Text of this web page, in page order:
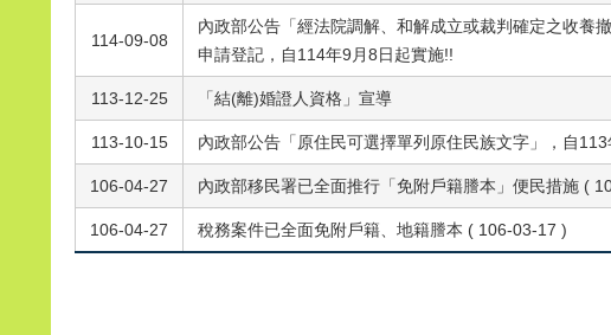
114-09-08
內政部公告「經法院調解、和解成立或裁判確定之收養
申請登記，自114年9月8日起實施!!
113-12-25 「結(離)婚證人資格」宣導
113-10-15 內政部公告「原住民可選擇單列原住民族文字」，自
106-04-27 內政部移民署已全面推行「免附戶籍謄本」便民措施 (
106-04-27 稅務案件已全面免附戶籍、地籍謄本 ( 106-03-17 )